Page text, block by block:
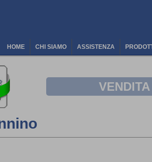
HOME CHI SIAMO ASSISTENZA